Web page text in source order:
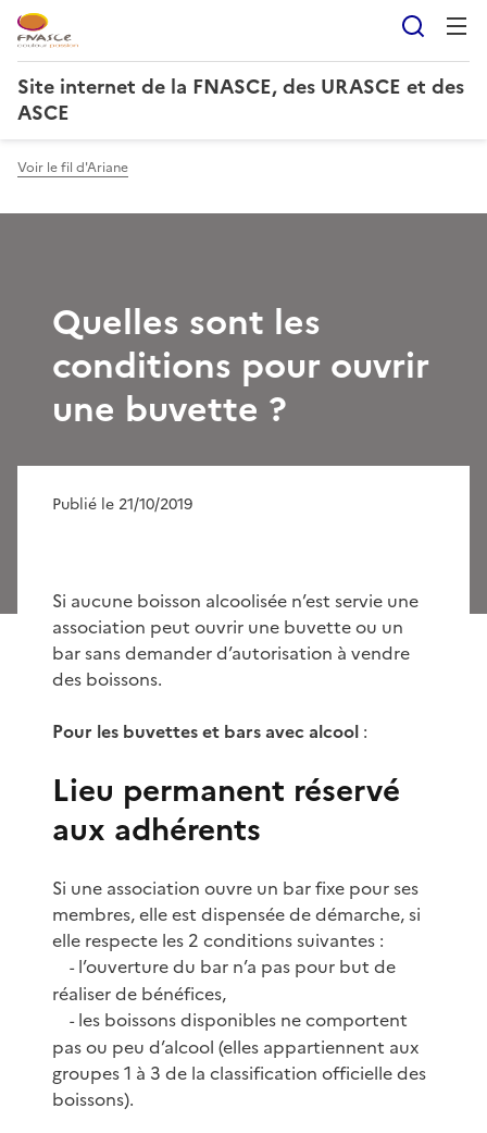
Site internet de la FNASCE, des URASCE et des
ASCE
Voir le fil d'Ariane
Quelles sont les
conditions pour ouvrir
une buvette ?
Publié le 21/10/2019
Si aucune boisson alcoolisée n’est servie une
association peut ouvrir une buvette ou un
bar sans demander d’autorisation à vendre
des boissons.
Pour les buvettes et bars avec alcool :
Lieu permanent réservé
aux adhérents
Si une association ouvre un bar fixe pour ses
membres, elle est dispensée de démarche, si
elle respecte les 2 conditions suivantes :
-l’ouverture du bar n’a pas pour but de
réaliser de bénéfices,
-les boissons disponibles ne comportent
pas ou peu d’alcool (elles appartiennent aux
groupes 1 à 3 de la classification officielle des
boissons).